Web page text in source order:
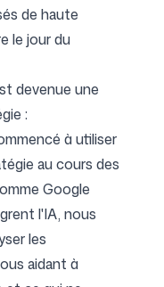
de haute
le jour du
devenue une
:
à utiliser
au cours des
Google
l'IA, nous
les
aidant à